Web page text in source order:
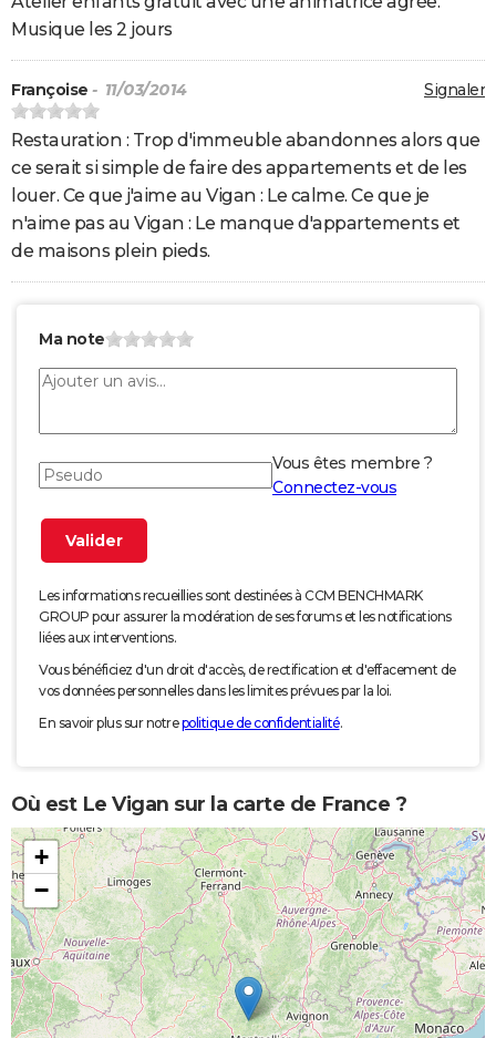
Musique les 2 jours
Signaler
Françoise - 11/03/2014
Restauration : Trop d'immeuble abandonnes alors que
ce serait si simple de faire des appartements et de les
louer. Ce que j'aime au Vigan : Le calme. Ce que je
n'aime pas au Vigan : Le manque d'appartements et
de maisons plein pieds.
Ma note
Vous êtes membre ?
Connectez-vous
Les informations recueillies sont destinées à CCM BENCHMARK
GROUP pour assurer la modération de ses forums et les notifications
liées aux interventions.
Vous bénéficiez d'un droit d'accès, de rectification et d'effacement de
vos données personnelles dans les limites prévues par la loi.
En savoir plus sur notrepolitique de confidentialité.
Où est Le Vigan sur la carte de France ?
+
−